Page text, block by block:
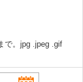
で。jpg .jpeg .gif